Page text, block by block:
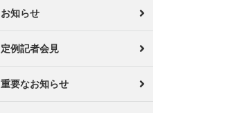
お知らせ
定例記者会見
重要なお知らせ